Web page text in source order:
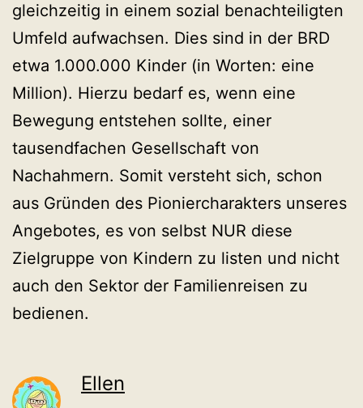
gleichzeitig in einem sozial benachteiligten
Umfeld aufwachsen. Dies sind in der BRD
etwa 1.000.000 Kinder (in Worten: eine
Million). Hierzu bedarf es, wenn eine
Bewegung entstehen sollte, einer
tausendfachen Gesellschaft von
Nachahmern. Somit versteht sich, schon
aus Gründen des Pioniercharakters unseres
Angebotes, es von selbst NUR diese
Zielgruppe von Kindern zu listen und nicht
auch den Sektor der Familienreisen zu
bedienen.
Ellen